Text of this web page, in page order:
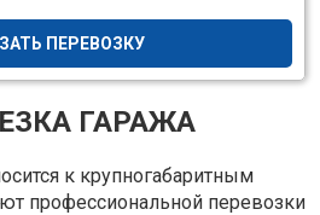
ПЕРЕВОЗКУ
ГАРАЖА
к крупногабаритным
профессиональной перевозки